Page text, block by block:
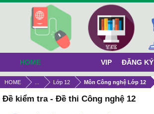
HOME Lớp 12 Môn Công nghệ Lớp 12
Đề kiểm tra - Đề thi Công nghệ 12
HOME VIP ĐĂNG KÝ